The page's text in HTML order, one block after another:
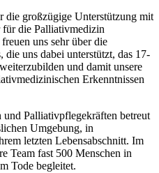
die großzügige Unterstützung mit
die Palliativmedizin
uns sehr über die
uns dabei unterstützt, das 17-
und damit unsere
Erkenntnissen
Palliativpflegekräften betreut
Umgebung, in
letzten Lebensabschnitt. Im
Team fast 500 Menschen in
Tode begleitet.